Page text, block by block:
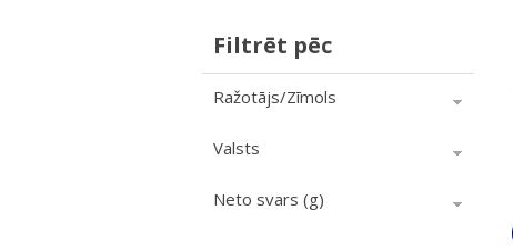
Filtrēt pēc
Ražotājs/Zīmols
Valsts
Neto svars (g)